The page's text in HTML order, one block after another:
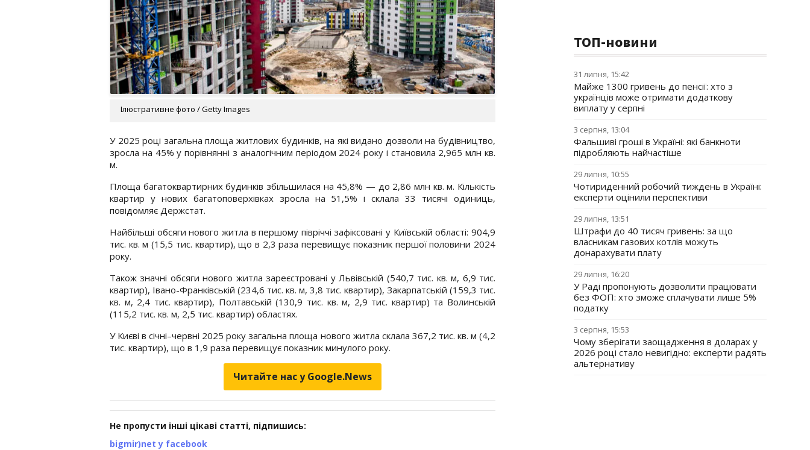
Ілюстративне фото / Getty Images
У 2025 році загальна площа житлових будинків, на які видано дозволи на будівництво,
зросла на 45% у порівнянні з аналогічним періодом 2024 року і становила 2,965 млн кв.
м.
Площа багатоквартирних будинків збільшилася на 45,8% — до 2,86 млн кв. м. Кількість
квартир у нових багатоповерхівках зросла на 51,5% і склала 33 тисячі одиниць,
повідомляє Держстат.
Найбільші обсяги нового житла в першому півріччі зафіксовані у Київській області: 904,9
тис. кв. м (15,5 тис. квартир), що в 2,3 раза перевищує показник першої половини 2024
року.
Також значні обсяги нового житла зареєстровані у Львівській (540,7 тис. кв. м, 6,9 тис.
квартир), Івано-Франківській (234,6 тис. кв. м, 3,8 тис. квартир), Закарпатській (159,3 тис.
кв. м, 2,4 тис. квартир), Полтавській (130,9 тис. кв. м, 2,9 тис. квартир) та Волинській
(115,2 тис. кв. м, 2,5 тис. квартир) областях.
У Києві в січні–червні 2025 року загальна площа нового житла склала 367,2 тис. кв. м (4,2
тис. квартир), що в 1,9 раза перевищує показник минулого року.
Читайте нас у Google.News
Не пропусти інші цікаві статті, підпишись:
bigmir)net у facebook
ТОП-новини
31 липня, 15:42
Майже 1300 гривень до пенсії: хто з
українців може отримати додаткову
виплату у серпні
3 серпня, 13:04
Фальшиві гроші в Україні: які банкноти
підробляють найчастіше
29 липня, 10:55
Чотириденний робочий тиждень в Україні:
експерти оцінили перспективи
29 липня, 13:51
Штрафи до 40 тисяч гривень: за що
власникам газових котлів можуть
донарахувати плату
29 липня, 16:20
У Раді пропонують дозволити працювати
без ФОП: хто зможе сплачувати лише 5%
податку
3 серпня, 15:53
Чому зберігати заощадження в доларах у
2026 році стало невигідно: експерти радять
альтернативу